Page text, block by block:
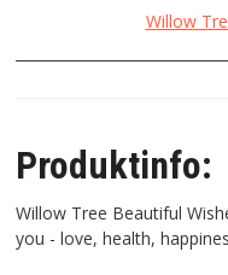
Willow
Produktinfo:
Willow Tree Beautiful
you - love, health,